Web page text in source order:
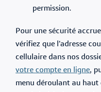
permission.
Pour une sécurité
vérifiez que l’adresse
cellulaire dans nos
votre compte en ligne,
menu déroulant au haut